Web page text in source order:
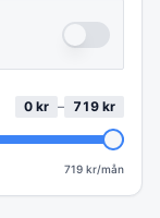
0 kr – 719 kr
719 kr/mån